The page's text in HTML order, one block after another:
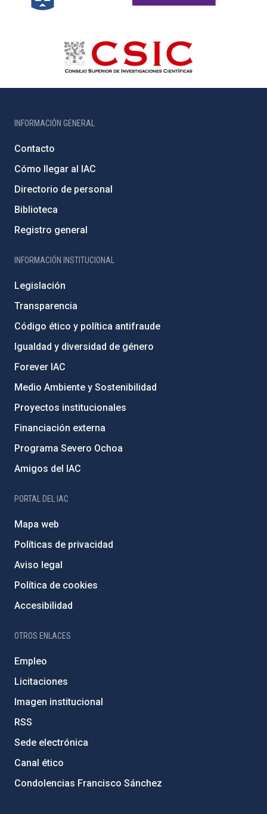
INFORMACIÓN GENERAL
Contacto
Cómo llegar al IAC
Directorio de personal
Biblioteca
Registro general
INFORMACIÓN INSTITUCIONAL
Legislación
Transparencia
Código ético y política antifraude
Igualdad y diversidad de género
Forever IAC
Medio Ambiente y Sostenibilidad
Proyectos institucionales
Financiación externa
Programa Severo Ochoa
Amigos del IAC
PORTAL DEL IAC
Mapa web
Políticas de privacidad
Aviso legal
Política de cookies
Accesibilidad
OTROS ENLACES
Empleo
Licitaciones
Imagen institucional
RSS
Sede electrónica
Canal ético
Condolencias Francisco Sánchez